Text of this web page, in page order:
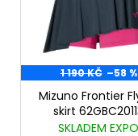
1 190 KČ –58 %
Mizuno Frontier
skirt
Midnight Navy
SKLADEM EXPO